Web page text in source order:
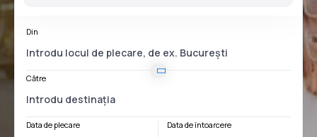
Din
Către
Data de plecare Data de întoarcere